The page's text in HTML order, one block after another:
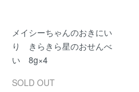
メイシーちゃんのおきにい
り きらきら星のおせんべ
い 8g×4
SOLD OUT